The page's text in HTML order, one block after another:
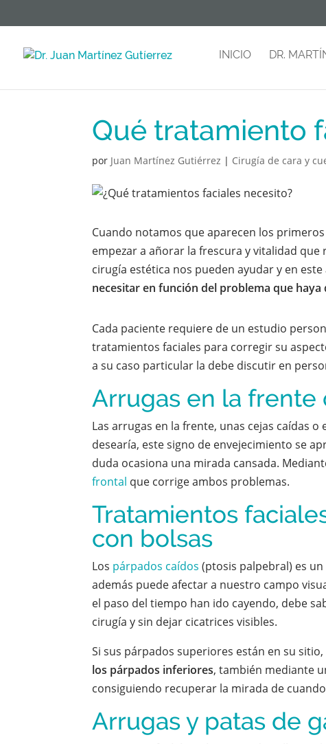
INICIO DR.
Qué tratamiento
por Juan Martínez Gutiérrez | Cirugía de cara y
Cuando notamos que aparecen los
empezar a añorar la frescura y vitalidad
cirugía estética nos pueden ayudar y en
necesitar en función del problema que haya
Cada paciente requiere de un estudio
tratamientos faciales para corregir su
a su caso particular la debe discutir en
Arrugas en la frente
Las arrugas en la frente, unas cejas caídas
desearía, este signo de envejecimiento se
duda ocasiona una mirada cansada.
frontal que corrige ambos problemas.
Tratamientos
con bolsas
Los párpados caídos (ptosis palpebral) es
además puede afectar a nuestro campo
el paso del tiempo han ido cayendo, debe
cirugía y sin dejar cicatrices visibles.
Si sus párpados superiores están en su
los párpados inferiores, también mediante
consiguiendo recuperar la mirada de
Arrugas y patas de